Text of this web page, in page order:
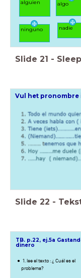
alguien algo
ninguno nadie
Slide 21 -
Vul het
Slide 22 -
TB. p.22, ej.5a
dinero
1. lee el texto : ¿ Cuál es el
problema?